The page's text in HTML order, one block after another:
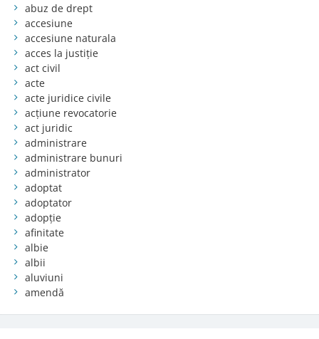
abuz de drept
accesiune
accesiune naturala
acces la justiție
act civil
acte
acte juridice civile
acțiune revocatorie
act juridic
administrare
administrare bunuri
administrator
adoptat
adoptator
adopție
afinitate
albie
albii
aluviuni
amendă